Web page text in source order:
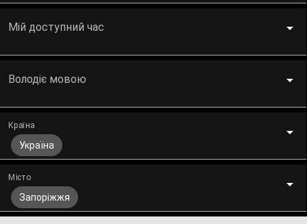
Мій доступний час
Володіє мовою
Країна
Україна
Місто
Запоріжжя